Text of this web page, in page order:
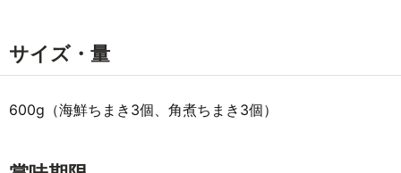
サイズ・量
600g（海鮮ちまき3個、角煮ちまき3個）